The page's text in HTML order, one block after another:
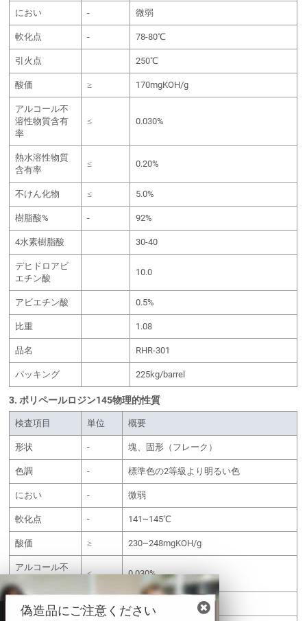
におい - 微弱
軟化点 - 78-80℃
引火点 250℃
酸価 ≥ 170mgKOH/g
アルコール不
溶性物質含有
率
≤ 0.030%
熱水溶性物質
含有率
≤ 0.20%
不けん化物 ≤ 5.0%
樹脂酸% - 92%
4水素樹脂酸 30-40
デヒドロアビ
エチン酸
10.0
アビエチン酸 0.5%
比重 1.08
品名 RHR-301
パッキング 225kg/barrel
3. ポリペールロジン145物理的性質
検査項目 単位 概要
形状 - 塊、固形（フレーク）
色調 - 標準色の2等級より明るい色
におい - 微弱
軟化点 - 141~145℃
酸価 ≥ 230~248mgKOH/g
アルコール不
≤ 0.030%
熱水溶性物質 ≤
偽造品にご注意ください